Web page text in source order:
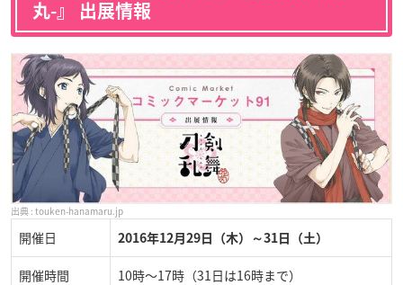
丸-』 出展情報
touken-hanamaru.jp
開催日 2016年12月29日（木）～31日（土）
開催時間 10時～17時（31日は16時まで）